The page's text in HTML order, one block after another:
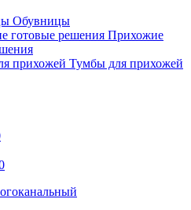
Обувницы
Прихожие
Тумбы для прихожей